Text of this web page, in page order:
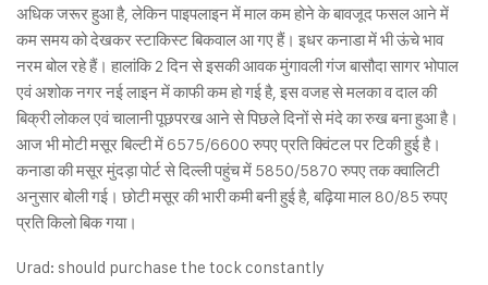
अधिक जरूर हुआ है, लेकिन पाइपलाइन में माल कम होने के बावजूद फसल आने में
कम समय को देखकर स्टाकिस्ट बिकवाल आ गए हैं। इधर कनाडा में भी ऊंचे भाव
नरम बोल रहे हैं। हालांकि 2 दिन से इसकी आवक मुंगावली गंज बासौदा सागर भोपाल
एवं अशोक नगर नई लाइन में काफी कम हो गई है, इस वजह से मलका व दाल की
बिक्री लोकल एवं चालानी पूछपरख आने से पिछले दिनों से मंदे का रुख बना हुआ है।
आज भी मोटी मसूर बिल्टी में 6575/6600 रुपए प्रति क्विंटल पर टिकी हुई है।
कनाडा की मसूर मुंदड़ा पोर्ट से दिल्ली पहुंच में 5850/5870 रुपए तक क्वालिटी
अनुसार बोली गई। छोटी मसूर की भारी कमी बनी हुई है, बढ़िया माल 80/85 रुपए
प्रति किलो बिक गया।
Urad: should purchase the tock constantly